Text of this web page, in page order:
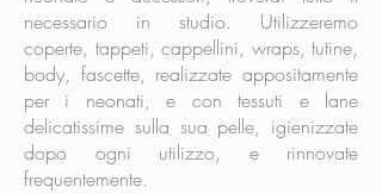
necessario in studio. Utilizzeremo
coperte, tappeti, cappellini, wraps, tutine,
body, fascette, realizzate appositamente
per i neonati, e con tessuti e lane
delicatissime sulla sua pelle, igienizzate
dopo ogni utilizzo, e rinnovate
frequentemente.